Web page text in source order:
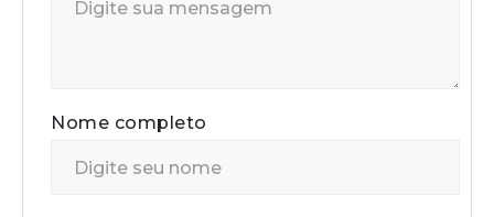
Nome completo